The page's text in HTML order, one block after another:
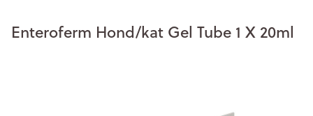
Enteroferm Hond/kat Gel Tube 1 X 20ml